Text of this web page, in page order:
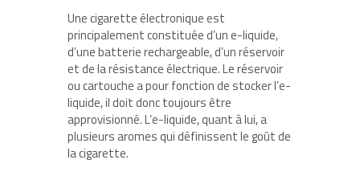
Une cigarette électronique est
principalement constituée d’un e-liquide,
d’une batterie rechargeable, d’un réservoir
et de la résistance électrique. Le réservoir
ou cartouche a pour fonction de stocker l’e-
liquide, il doit donc toujours être
approvisionné. L’e-liquide, quant à lui, a
plusieurs aromes qui définissent le goût de
la cigarette.